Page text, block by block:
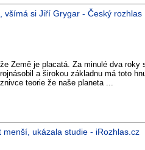
všímá si Jiří Grygar - Český rozhlas
Země je placatá. Za minulé dva roky
a širokou základnu má toto
teorie že naše planeta ...
ukázala studie - iRozhlas.cz